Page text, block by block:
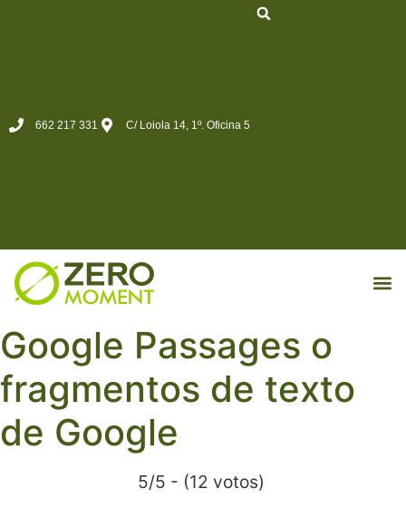
662 217 331 C/ Loiola 14, 1º. Oficina 5
Google Passages o
fragmentos de texto
de Google
5/5 - (12 votos)